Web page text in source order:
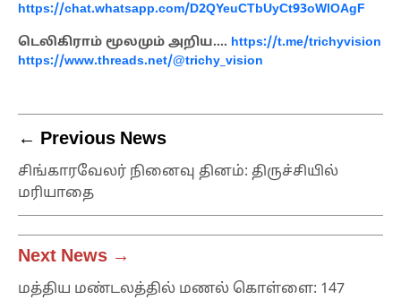
https://chat.whatsapp.com/D2QYeuCTbUyCt93oWlOAgF
டெலிகிராம் மூலமும் அறிய…. https://t.me/trichyvision
https://www.threads.net/@trichy_vision
← Previous News
சிங்காரவேலர் நினைவு தினம்: திருச்சியில்
மரியாதை
Next News →
மத்திய மண்டலத்தில் மணல் கொள்ளை: 147